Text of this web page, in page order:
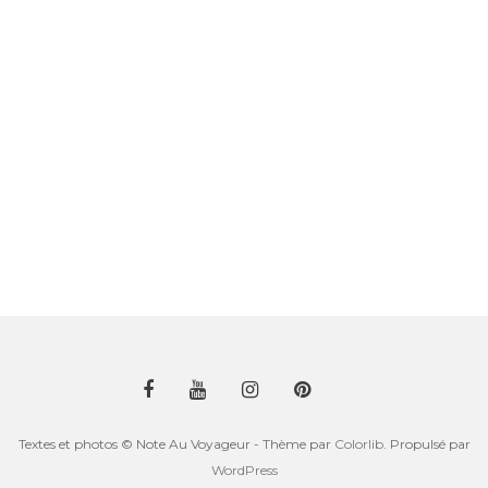
Textes et photos © Note Au Voyageur - Thème par Colorlib. Propulsé par
WordPress